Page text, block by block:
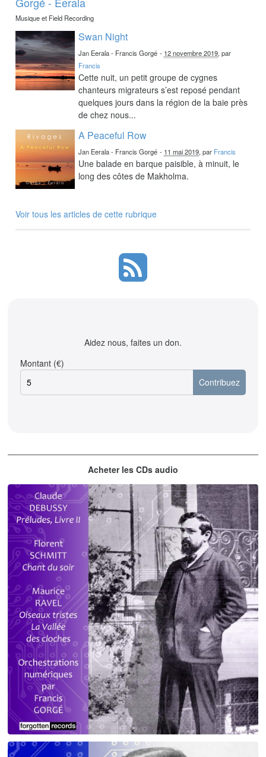
Musique et Field Recording
Swan Night
Jan Eerala - Francis Gorgé - 12 novembre 2019, par
Francis
Cette nuit, un petit groupe de cygnes
chanteurs migrateurs s’est reposé pendant
quelques jours dans la région de la baie près
de chez nous...
A Peaceful Row
Jan Eerala - Francis Gorgé - 11 mai 2019, par Francis
Une balade en barque paisible, à minuit, le
long des côtes de Makholma.
Voir tous les articles de cette rubrique
Aidez nous, faites un don.
Montant (€)
Acheter les CDs audio